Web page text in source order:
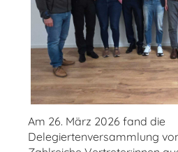
Am 26. März 2026 fand die
Delegiertenversammlung